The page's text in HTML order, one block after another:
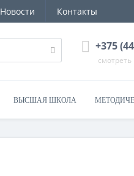
Новости Контакты
+375
смотреть
ВЫСШАЯ ШКОЛА